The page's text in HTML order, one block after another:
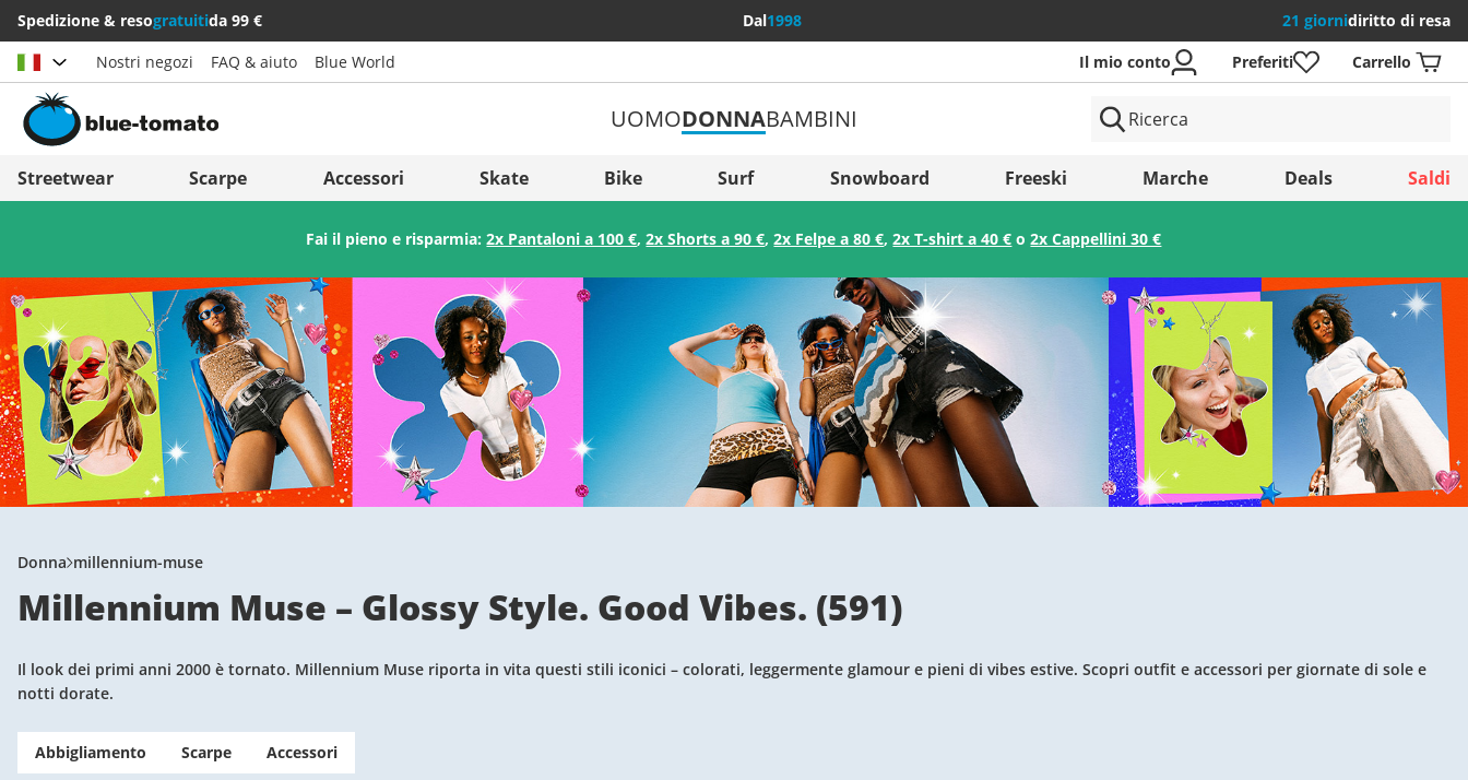
Spedizione & resogratuitida 99 € Dal1998 21 giornidiritto di resa
Scegli il paese
Österreich
Suisse (Français)
Svizzera (Italiano)
France
Italia (Italiano)
Italien (Deutsch)
España
Suomi
United Kingdom
Slovenija
België (Nederlands)
Belgique (Français)
Danmark
Norge
Salva
Nostri negozi FAQ & aiuto Blue World Il mio conto Preferiti Carrello
UOMODONNABAMBINI
Streetwear Scarpe Accessori Skate Bike Surf Snowboard Freeski Marche Deals Saldi
Fai il pieno e risparmia:2x Pantaloni a 100 €,2x Shorts a 90 €,2x Felpe a 80 €,2x T-shirt a 40 € o2x Cappellini 30 €
Donna millennium-muse
Millennium Muse – Glossy Style. Good Vibes. (591)
Il look dei primi anni 2000 è tornato. Millennium Muse riporta in vita questi stili iconici – colorati, leggermente glamour e pieni di vibes estive. Scopri outfit e accessori per giornate di sole e
notti dorate.
Abbigliamento Scarpe Accessori